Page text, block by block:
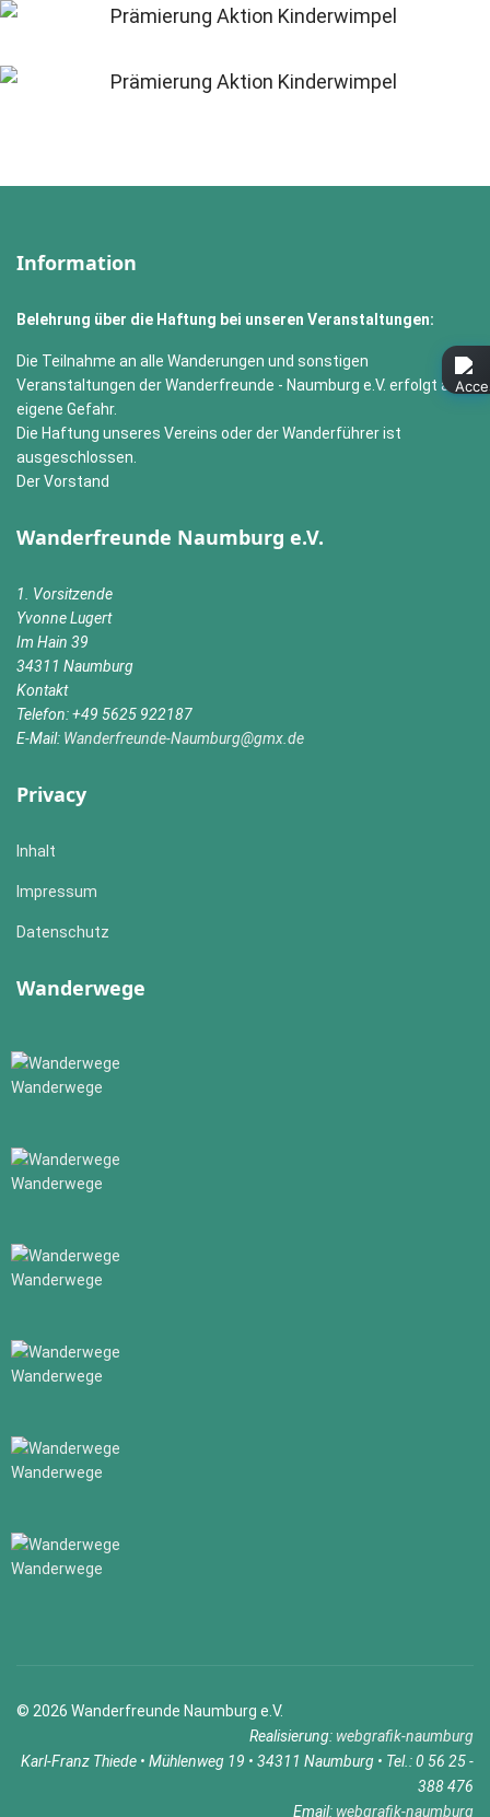
Information
Belehrung über die Haftung bei unseren Veranstaltungen:
Die Teilnahme an alle Wanderungen und sonstigen
Veranstaltungen der Wanderfreunde - Naumburg e.V. erfolgt auf
eigene Gefahr.
Die Haftung unseres Vereins oder der Wanderführer ist
ausgeschlossen.
Der Vorstand
Wanderfreunde Naumburg e.V.
1. Vorsitzende
Yvonne Lugert
Im Hain 39
34311 Naumburg
Kontakt
Telefon: +49 5625 922187
E-Mail: Wanderfreunde-Naumburg@gmx.de
Privacy
Inhalt
Impressum
Datenschutz
Wanderwege
Wanderwege
Wanderwege
Wanderwege
Wanderwege
Wanderwege
Wanderwege
© 2026 Wanderfreunde Naumburg e.V.
Realisierung: webgrafik-naumburg
Karl-Franz Thiede • Mühlenweg 19 • 34311 Naumburg • Tel.: 0 56 25 -
388 476
Email: webgrafik-naumburg